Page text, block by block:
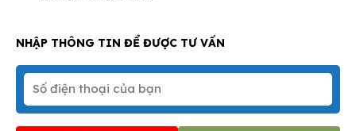
NHẬP THÔNG TIN ĐỂ ĐƯỢC TƯ VẤN